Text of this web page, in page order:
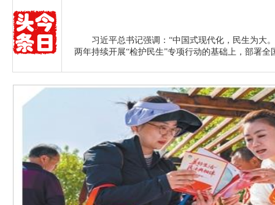
习近平总书记强调：“中国式现代化，民生为大
两年持续开展“检护民生”专项行动的基础上，部署